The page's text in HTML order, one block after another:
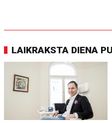
LAIKRAKSTA DIENA